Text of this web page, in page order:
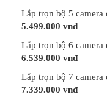
Lắp trọn bộ 5 camera
5.499.000 vnđ
Lắp trọn bộ 6 camera
6.539.000 vnđ
Lắp trọn bộ 7 camera
7.339.000 vnđ